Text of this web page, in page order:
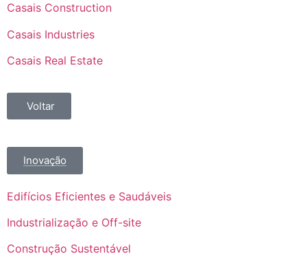
Casais Construction
Casais Industries
Casais Real Estate
Voltar
Inovação
Edifícios Eficientes e Saudáveis
Industrialização e Off-site
Construção Sustentável